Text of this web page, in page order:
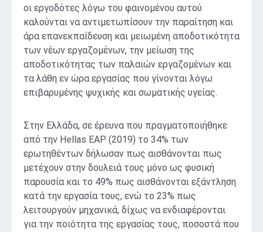
οι εργοδότες λόγω του φαινομένου αυτού
καλούνται να αντιμετωπίσουν την παραίτηση και
άρα επανεκπαίδευση και μειωμένη αποδοτικότητα
των νέων εργαζομένων, την μείωση της
αποδοτικότητας των παλαιών εργαζομένων και
τα λάθη εν ώρα εργασίας που γίνονται λόγω
επιβαρυμένης ψυχικής και σωματικής υγείας.
Στην Ελλάδα, σε έρευνα που πραγματοποιήθηκε
από την Hellas EAP (2019) το 34% των
ερωτηθέντων δήλωσαν πως αισθάνονται πως
μετέχουν στην δουλειά τους μόνο ως φυσική
παρουσία και το 49% πως αισθάνονται εξάντληση
κατά την εργασία τους, ενώ το 23% πως
λειτουργούν μηχανικά, δίχως να ενδιαφέρονται
για την ποιότητα της εργασίας τους, ποσοστά που